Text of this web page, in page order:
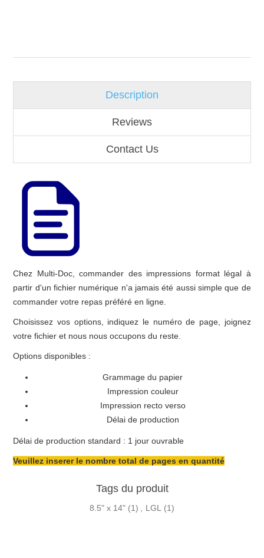
Description
Reviews
Contact Us
Chez Multi-Doc, commander des impressions format légal à
partir d'un fichier numérique n'a jamais été aussi simple que de
commander votre repas préféré en ligne.
Choisissez vos options, indiquez le numéro de page, joignez
votre fichier et nous nous occupons du reste.
Options disponibles :
Grammage du papier
Impression couleur
Impression recto verso
Délai de production
Délai de production standard : 1 jour ouvrable
Veuillez inserer le nombre total de pages en quantité
Tags du produit
8.5" x 14" (1) LGL (1)